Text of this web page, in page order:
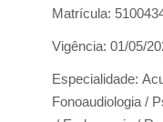
Matrícula:
Vigência: 01/05/
Especialidade:
Fonoaudiologia /